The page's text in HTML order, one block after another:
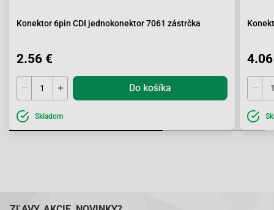
Konektor 6pin CDI jednokonektor 7061 zástrčka
2.56 €
Do košíka
Skladom